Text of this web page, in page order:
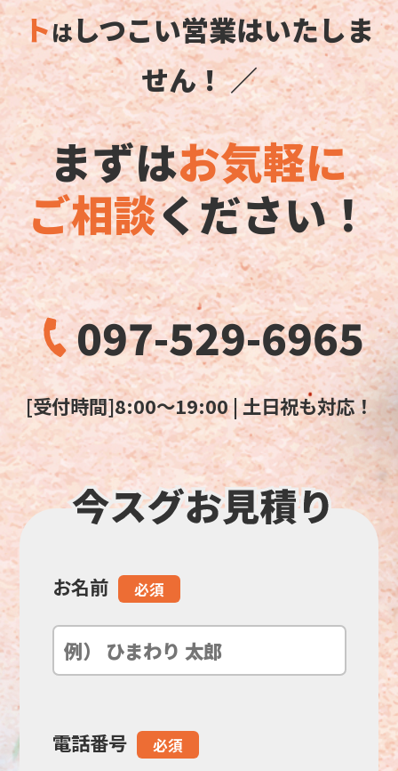
トはしつこい営業はいたしま
せん！ ／
まずはお気軽に
ご相談ください！
097-529-6965
[受付時間]8:00～19:00 | 土日祝も対応！
こ
の
フ
お名前 必須
電話番号 必須